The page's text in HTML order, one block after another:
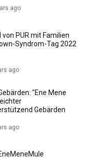
10:01
Ich geh mit meiner
ago
PUR mit Familien
Syndrom-Tag 2022
ago
"Ene Mene
Gebärden
ago